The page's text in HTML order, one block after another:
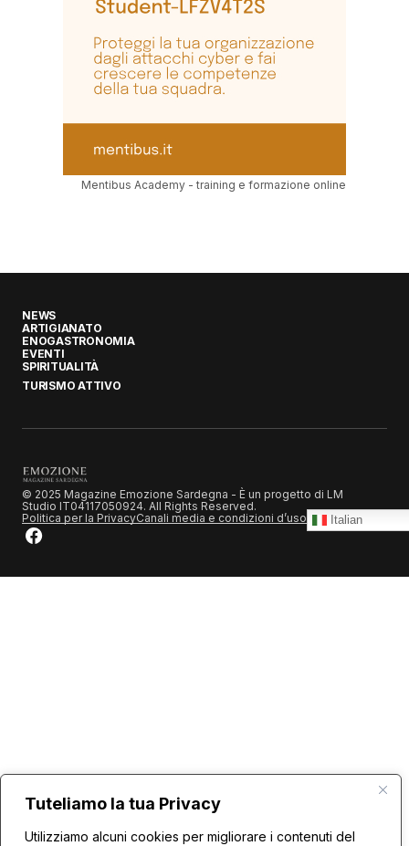
Tuteliamo la tua Privacy
Utilizziamo alcuni cookies per migliorare i contenuti del
Mentibus Academy - training e formazione online
NEWS
ARTIGIANATO
ENOGASTRONOMIA
EVENTI
SPIRITUALITÀ
TURISMO ATTIVO
© 2025 Magazine Emozione Sardegna - È un progetto di LM
Studio IT04117050924. All Rights Reserved.
Politica per la PrivacyCanali media e condizioni d’uso Italian